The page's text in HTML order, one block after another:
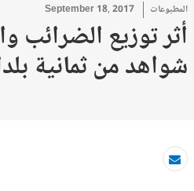
المطبوعات September 18, 2017
أثر توزيع الضرائب
شواهد من ثمانية
بريد الكتروني